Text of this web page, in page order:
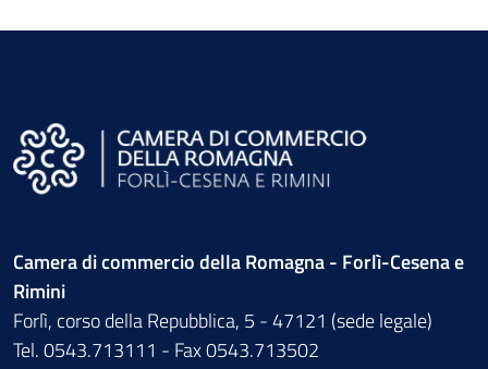
Camera di commercio della Romagna - Forlì-Cesena e
Rimini
Forlì, corso della Repubblica, 5 - 47121 (sede legale)
Tel. 0543.713111 - Fax 0543.713502